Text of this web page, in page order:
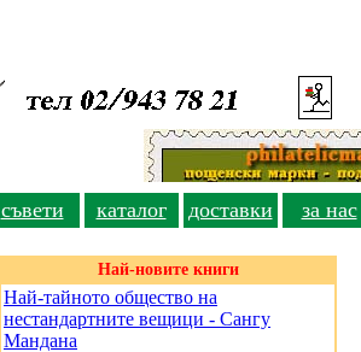
съвети каталог доставки за нас
Най-новите книги
Най-тайното общество на
нестандартните вещици - Сангу
Мандана